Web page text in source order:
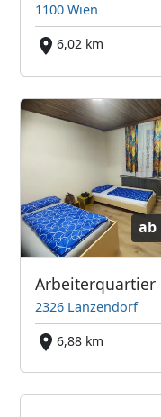
1100 Wien
6,02 km
ab
2326 Lanzendorf
6,88 km